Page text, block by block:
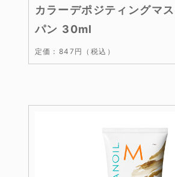
カラーデポジティングマ
パン 30ml
定価：847円（税込）